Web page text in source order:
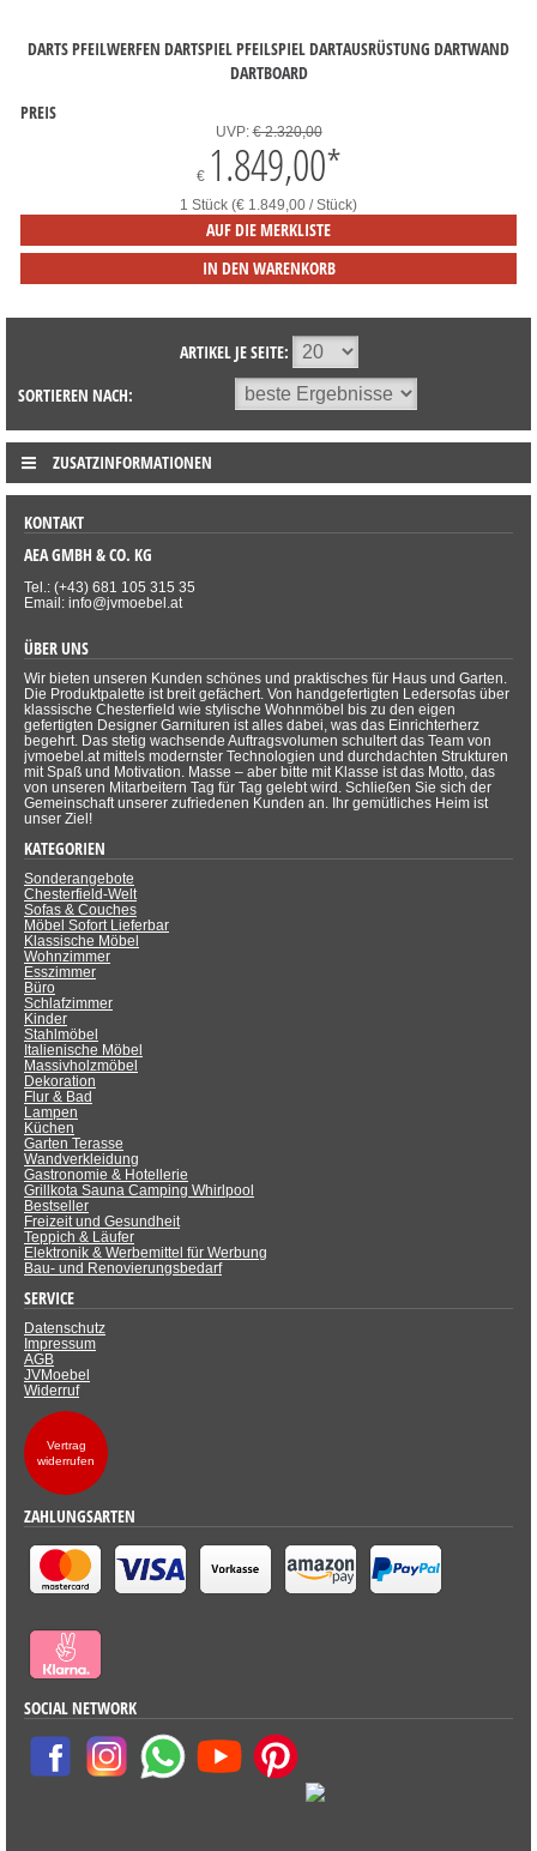
DARTS PFEILWERFEN DARTSPIEL PFEILSPIEL DARTAUSRÜSTUNG DARTWAND
DARTBOARD
PREIS
UVP:€ 2.320,00
€ 1.849,00*
1 Stück (€ 1.849,00 / Stück)
AUF DIE MERKLISTE
IN DEN WARENKORB
ARTIKEL JE SEITE:
SORTIEREN NACH:
ZUSATZINFORMATIONEN
KONTAKT
AEA GMBH & CO. KG
Tel.: (+43) 681 105 315 35
Email: info@jvmoebel.at
ÜBER UNS
Wir bieten unseren Kunden schönes und praktisches für Haus und Garten.
Die Produktpalette ist breit gefächert. Von handgefertigten Ledersofas über
klassische Chesterfield wie stylische Wohnmöbel bis zu den eigen
gefertigten Designer Garnituren ist alles dabei, was das Einrichterherz
begehrt. Das stetig wachsende Auftragsvolumen schultert das Team von
jvmoebel.at mittels modernster Technologien und durchdachten Strukturen
mit Spaß und Motivation. Masse – aber bitte mit Klasse ist das Motto, das
von unseren Mitarbeitern Tag für Tag gelebt wird. Schließen Sie sich der
Gemeinschaft unserer zufriedenen Kunden an. Ihr gemütliches Heim ist
unser Ziel!
KATEGORIEN
Sonderangebote
Chesterfield-Welt
Sofas & Couches
Möbel Sofort Lieferbar
Klassische Möbel
Wohnzimmer
Esszimmer
Büro
Schlafzimmer
Kinder
Stahlmöbel
Italienische Möbel
Massivholzmöbel
Dekoration
Flur & Bad
Lampen
Küchen
Garten Terasse
Wandverkleidung
Gastronomie & Hotellerie
Grillkota Sauna Camping Whirlpool
Bestseller
Freizeit und Gesundheit
Teppich & Läufer
Elektronik & Werbemittel für Werbung
Bau- und Renovierungsbedarf
SERVICE
Datenschutz
Impressum
AGB
JVMoebel
Widerruf
Vertrag
widerrufen
ZAHLUNGSARTEN
SOCIAL NETWORK